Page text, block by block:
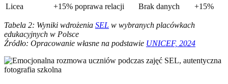
Licea
+15% poprawa relacji Brak danych +15%
Tabela 2: Wyniki wdrożenia SEL w wybranych placówkach
edukacyjnych w Polsce
Źródło: Opracowanie własne na podstawie UNICEF, 2024